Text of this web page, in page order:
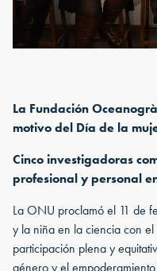
La Fundación
motivo del Día de la
Cinco investigadoras
profesional y personal
La ONU proclamó el 11 de
y la niña en la ciencia con
participación plena y
género y el